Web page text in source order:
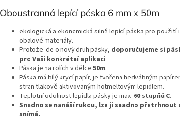
Oboustranná lepící páska 6 mm x 50m
ekologická a ekonomická silně lepící páska pro použití
obalové materiály.
Protože jde o nový druh pásky, doporučujeme si
pro Vaši konkrétní aplikaci
Páska je na rolích v délce 50m.
Páska má bílý krycí papír, je tvořena hedvábným
stran tlakově aktivovaným hotmeltovým lepidlem.
Teplotní odolnost lepidla pásky je max 60 stupňů C.
Snadno se nanáší rukou, lze ji snadno přetrhnout
snímá.